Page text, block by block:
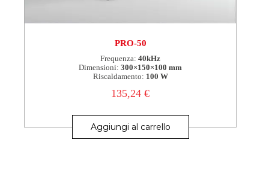
PRO-50
Frequenza: 40kHz
Dimensioni: 300×150×100 mm
Riscaldamento: 100 W
135,24€
Aggiungi al carrello